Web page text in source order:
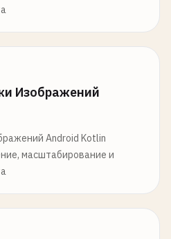
Изображений
Android Kotlin
масштабирование и